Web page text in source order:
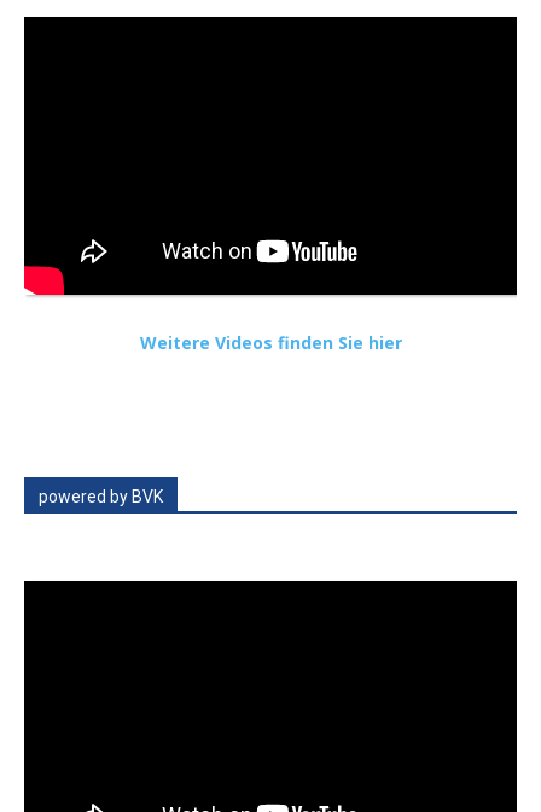
Weitere Videos finden Sie hier
powered by BVK